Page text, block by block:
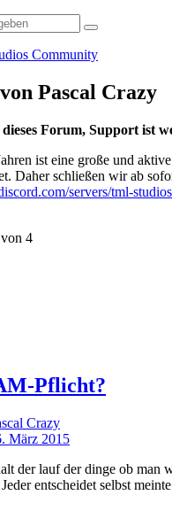
Community
Pascal Crazy
Forum, Support ist
ist eine große und
Daher schließen wir ab
servers/tml-
4
Pflicht?
Crazy
März 2015
der lauf der dinge ob man
entscheidet selbst